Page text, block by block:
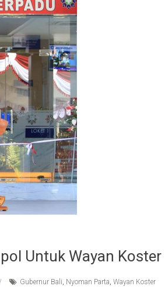
Untuk Wayan Koster
Gubernur Bali, Nyoman Parta, Wayan Koster